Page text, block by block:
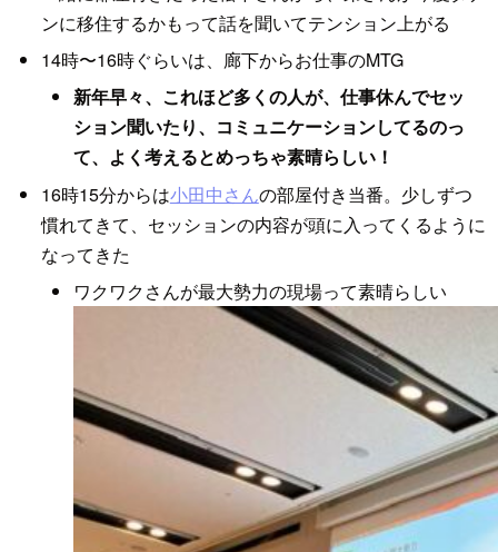
ンに移住するかもって話を聞いてテンション上がる
14時〜16時ぐらいは、廊下からお仕事のMTG
新年早々、これほど多くの人が、仕事休んでセッ
ション聞いたり、コミュニケーションしてるのっ
て、よく考えるとめっちゃ素晴らしい！
16時15分からは小田中さんの部屋付き当番。少しずつ
慣れてきて、セッションの内容が頭に入ってくるように
なってきた
ワクワクさんが最大勢力の現場って素晴らしい